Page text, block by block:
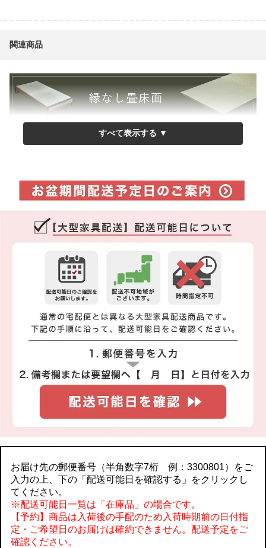
関連商品
ダブル
シングル セミダブル ダブル
■このベッドにぴったりな寝具があります。
●固綿2枚入 シキボウ「ノンスタック加工」中わた四層敷き布団
セミダブル ダブル
●固綿+プロファイルウレタン四層敷き布団
お届け先の郵便番号（半角数字7桁 例：3300801）をご
入力の上、下の「配送可能日を確認する」をクリックし
てください。
※配送可能日一覧は「在庫品」の場合です。
【予約】商品は入荷後の手配のため入荷時期前の日付指
定・ご希望日のお届けは確約できません。配送予定をご
確認ください。